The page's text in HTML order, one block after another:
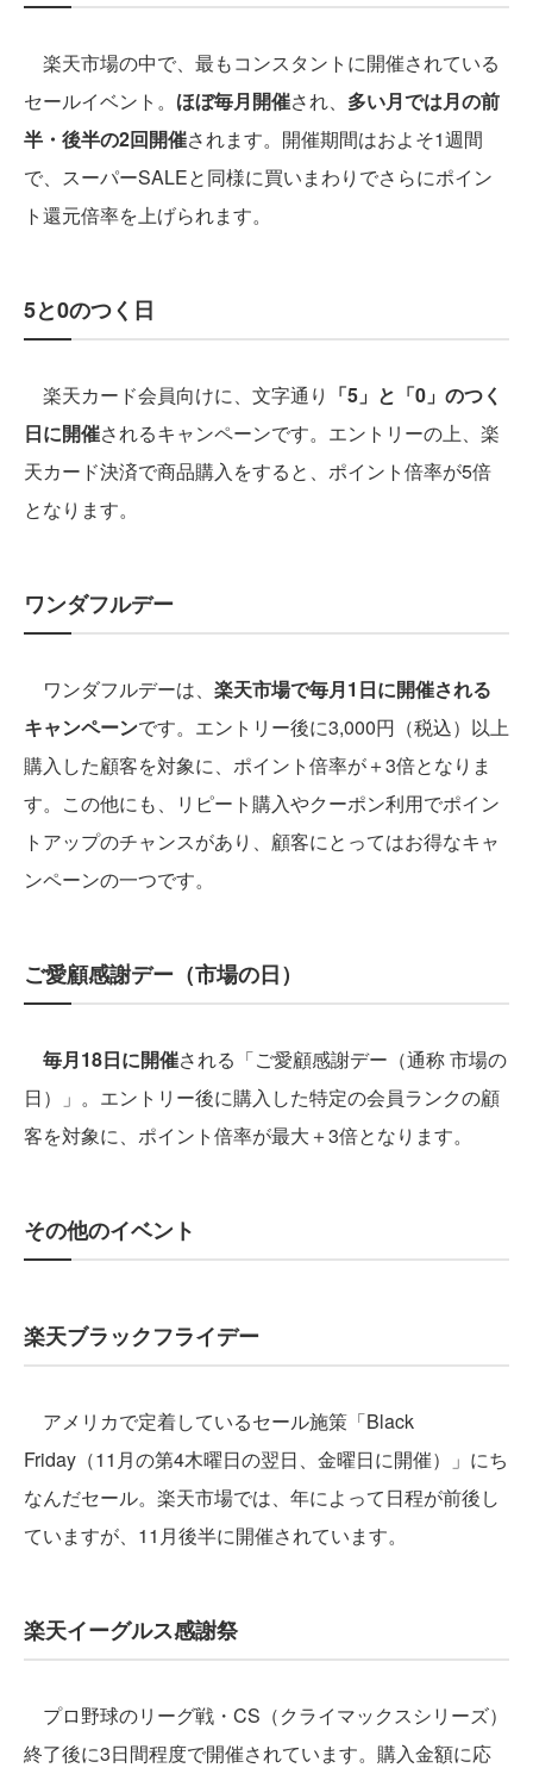
楽天市場の中で、最もコンスタントに開催されている
セールイベント。 ほぼ毎月開催され、 多い月では月の前
半・後半の2回開催されます。開催期間はおよそ1週間
で、スーパーSALEと同様に買いまわりでさらにポイン
ト還元倍率を上げられます。
5と0のつく日
楽天カード会員向けに、文字通り 「5」と「0」のつく
日に開催されるキャンペーンです。エントリーの上、楽
天カード決済で商品購入をすると、ポイント倍率が5倍
となります。
ワンダフルデー
ワンダフルデーは、 楽天市場で毎月1日に開催される
キャンペーンです。エントリー後に3,000円（税込）以上
購入した顧客を対象に、ポイント倍率が＋3倍となりま
す。この他にも、リピート購入やクーポン利用でポイン
トアップのチャンスがあり、顧客にとってはお得なキャ
ンペーンの一つです。
ご愛顧感謝デー（市場の日）
毎月18日に開催される「ご愛顧感謝デー（通称 市場の
日）」。エントリー後に購入した特定の会員ランクの顧
客を対象に、ポイント倍率が最大＋3倍となります。
その他のイベント
楽天ブラックフライデー
アメリカで定着しているセール施策「Black
Friday（11月の第4木曜日の翌日、金曜日に開催）」にち
なんだセール。楽天市場では、年によって日程が前後し
ていますが、11月後半に開催されています。
楽天イーグルス感謝祭
プロ野球のリーグ戦・CS（クライマックスシリーズ）
終了後に3日間程度で開催されています。購入金額に応